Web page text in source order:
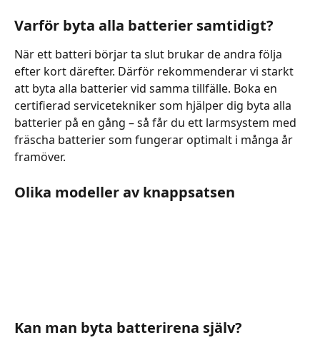
Varför byta alla batterier samtidigt?
När ett batteri börjar ta slut brukar de andra följa
efter kort därefter. Därför rekommenderar vi starkt
att byta alla batterier vid samma tillfälle. Boka en
certifierad servicetekniker som hjälper dig byta alla
batterier på en gång – så får du ett larmsystem med
fräscha batterier som fungerar optimalt i många år
framöver.
Olika modeller av knappsatsen
Kan man byta batterirena själv?